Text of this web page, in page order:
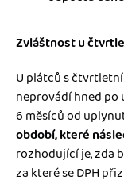
Zvláštnost u
U plátců s
neprovádí hned
6 měsíců od
období, které
rozhodující je, zda
za které se DPH